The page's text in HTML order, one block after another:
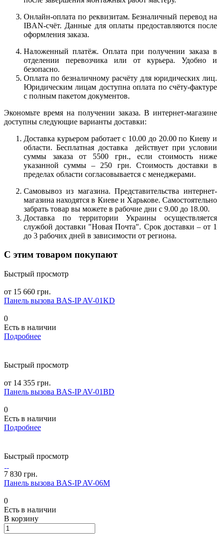
Онлайн-оплата по реквизитам. Безналичный перевод на
IBAN-счёт. Данные для оплаты предоставляются после
оформления заказа.
Наложенный платёж. Оплата при получении заказа в
отделении перевозчика или от курьера. Удобно и
безопасно.
Оплата по безналичному расчёту для юридических лиц.
Юридическим лицам доступна оплата по счёту-фактуре
с полным пакетом документов.
Экономьте время на получении заказа. В интернет-магазине
доступны следующие варианты доставки:
Доставка курьером работает с 10.00 до 20.00 по Киеву и
области. Бесплатная доставка действует при условии
суммы заказа от 5500 грн., если стоимость ниже
указанной суммы – 250 грн. Стоимость доставки в
пределах области согласовывается с менеджерами.
Самовывоз из магазина. Представительства интернет-
магазина находятся в Киеве и Харькове. Самостоятельно
забрать товар вы можете в рабочие дни с 9.00 до 18.00.
Доставка по территории Украины осуществляется
службой доставки "Новая Почта". Срок доставки – от 1
до 3 рабочих дней в зависимости от региона.
С этим товаром покупают
Быстрый просмотр
от 15 660 грн.
Панель вызова BAS-IP AV-01KD
0
Есть в наличии
Подробнее
Быстрый просмотр
от 14 355 грн.
Панель вызова BAS-IP AV-01BD
0
Есть в наличии
Подробнее
Быстрый просмотр
7 830 грн.
Панель вызова BAS-IP AV-06M
0
Есть в наличии
В корзину